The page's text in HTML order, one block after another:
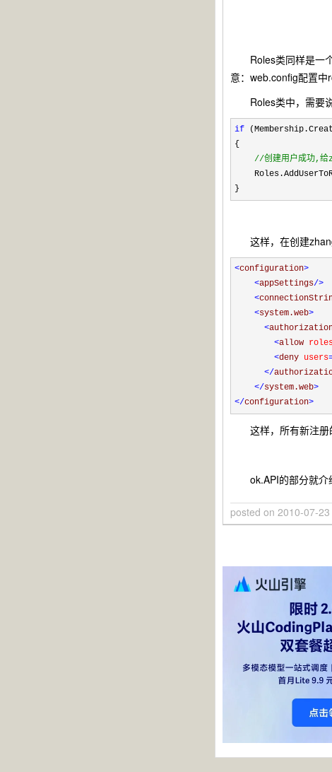
Roles类同样是一个
意：web.config配置中
Roles类中，需要说
if
{
//创建用户成功,给
}
这样，在创建
<configuration>
<appSettings/>
<
<system.web>
<
<allow
<deny users
</
</system.web>
</configuration>
这样，所有新注册
ok.API的部分就介
posted on 2010-07-